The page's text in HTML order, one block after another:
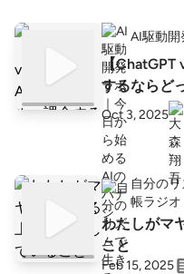
AI駆動開
【ChatGPT
するならど
Oct 3, 2025
自分の
帳ラジオ
わたしがマ
こと
Feb 15, 2025